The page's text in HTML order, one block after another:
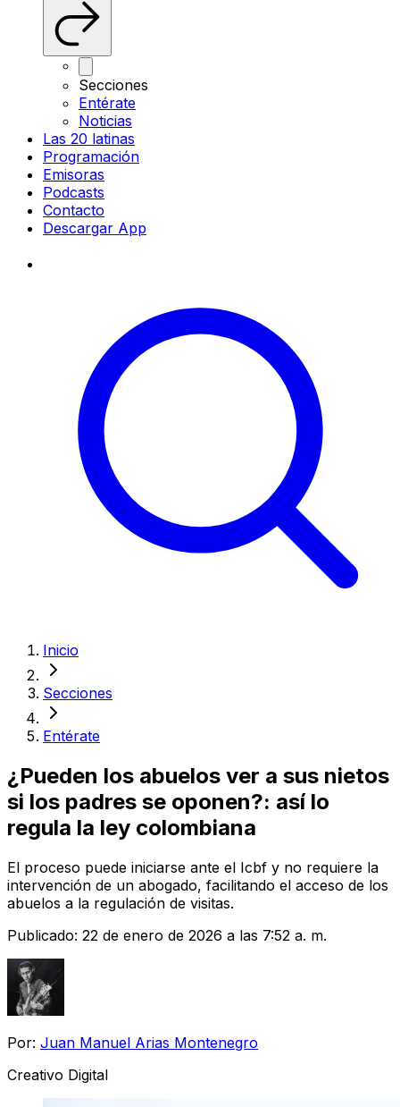
Secciones
Entérate
Noticias
Las 20 latinas
Programación
Emisoras
Podcasts
Contacto
Descargar App
Inicio
Secciones
Entérate
¿Pueden los abuelos ver a sus nietos
si los padres se oponen?: así lo
regula la ley colombiana
El proceso puede iniciarse ante el Icbf y no requiere la
intervención de un abogado, facilitando el acceso de los
abuelos a la regulación de visitas.
Publicado: 22 de enero de 2026 a las 7:52 a. m.
Por: Juan Manuel Arias Montenegro
Creativo Digital